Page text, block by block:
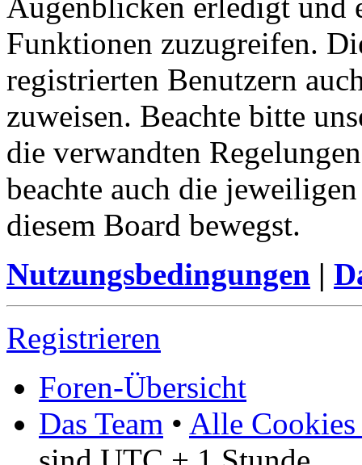
Augenblicken erledigt und
Funktionen zuzugreifen.
registrierten Benutzern
zuweisen. Beachte bitte
die verwandten
beachte auch die
diesem Board bewegst.
Nutzungsbedingungen |
Registrieren
Foren-Übersicht
Das Team • Alle Cookies